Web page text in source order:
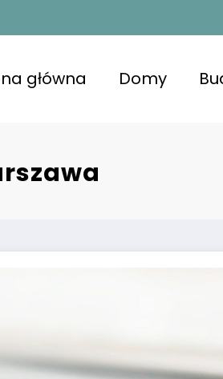
przestrzeń z lśniącymi
główna Domy